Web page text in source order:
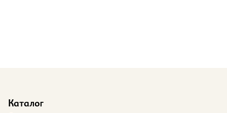
Каталог